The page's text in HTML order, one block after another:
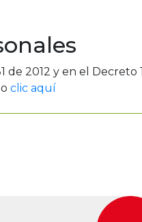
de 2012 y en el
clic aquí